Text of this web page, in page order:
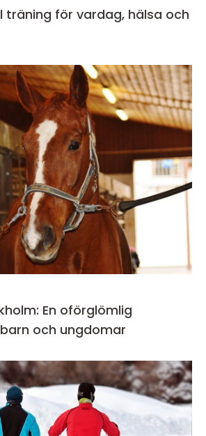
En oförglömlig
och ungdomar